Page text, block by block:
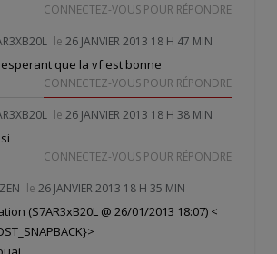
CONNECTEZ-VOUS POUR RÉPONDRE
le 26 JANVIER 2013 18 H 47 MIN
que la vf est bonne
CONNECTEZ-VOUS POUR RÉPONDRE
le 26 JANVIER 2013 18 H 38 MIN
CONNECTEZ-VOUS POUR RÉPONDRE
le 26 JANVIER 2013 18 H 35 MIN
(S7AR3xB20L @ 26/01/2013 18:07) <